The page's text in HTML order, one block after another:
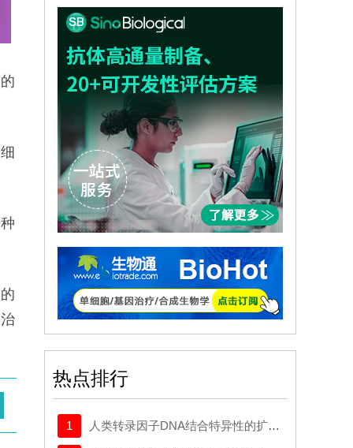
热点排行
1 人类转录因子DNA结合特异性的扩展密码本